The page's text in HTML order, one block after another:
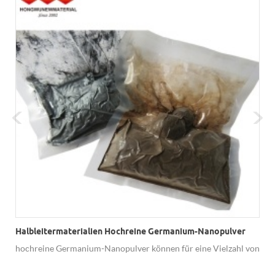
Halbleitermaterialien Hochreine Germanium-Nanopulver
hochreine Germanium-Nanopulver können für eine Vielzahl von